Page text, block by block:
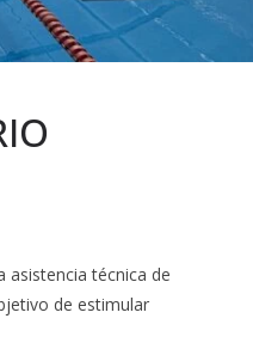
asistencia técnica de
de estimular